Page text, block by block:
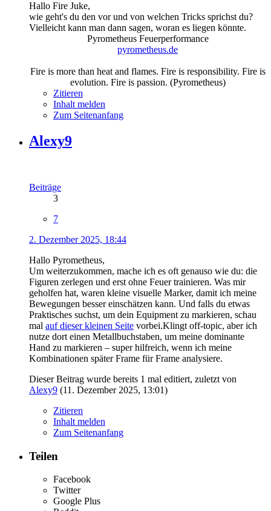
Hallo Fire Juke,
wie geht's du den vor und von welchen Tricks sprichst du?
Vielleicht kann man dann sagen, woran es liegen könnte.
Pyrometheus Feuerperformance
pyrometheus.de
Fire is more than heat and flames. Fire is responsibility. Fire is
evolution. Fire is passion. (Pyrometheus)
Zitieren
Inhalt melden
Zum Seitenanfang
Alexy9
Beiträge
3
7
2. Dezember 2025, 18:44
Hallo Pyrometheus,
Um weiterzukommen, mache ich es oft genauso wie du: die
Figuren zerlegen und erst ohne Feuer trainieren. Was mir
geholfen hat, waren kleine visuelle Marker, damit ich meine
Bewegungen besser einschätzen kann. Und falls du etwas
Praktisches suchst, um dein Equipment zu markieren, schau
mal auf dieser kleinen Seite vorbei.Klingt off-topic, aber ich
nutze dort einen Metallbuchstaben, um meine dominante
Hand zu markieren – super hilfreich, wenn ich meine
Kombinationen später Frame für Frame analysiere.
Dieser Beitrag wurde bereits 1 mal editiert, zuletzt von
Alexy9 (11. Dezember 2025, 13:01)
Zitieren
Inhalt melden
Zum Seitenanfang
Teilen
Facebook
Twitter
Google Plus